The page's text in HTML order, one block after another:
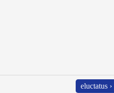
eluctatus ›